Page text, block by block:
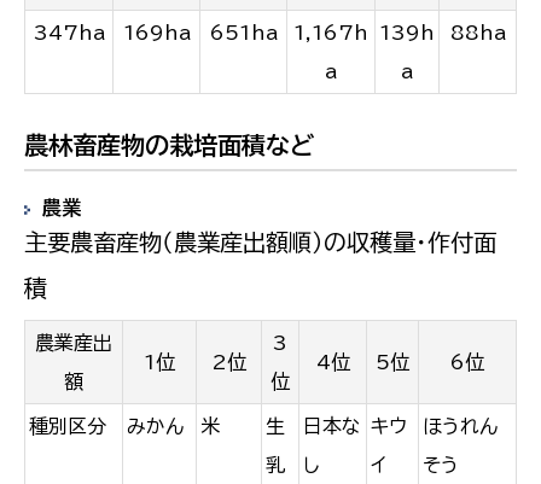
347ha 169ha 651ha
1,167h
a
139h
a
88ha
農林畜産物の栽培面積など
農業
主要農畜産物（農業産出額順）の収穫量・作付面
積
農業産出
額
1位 2位
3
位
4位 5位 6位
種別区分 みかん 米
生
乳
日本な
し
キウ
イ
ほうれん
そう